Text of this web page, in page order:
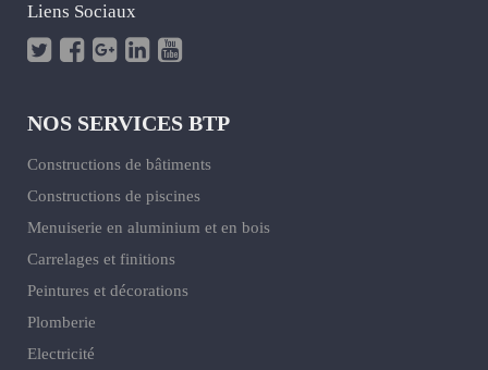
Liens Sociaux
NOS SERVICES BTP
Constructions de bâtiments
Constructions de piscines
Menuiserie en aluminium et en bois
Carrelages et finitions
Peintures et décorations
Plomberie
Electricité